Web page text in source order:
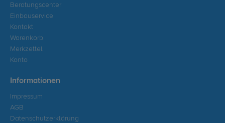
Beratungscenter
Einbauservice
Kontakt
Warenkorb
Merkzettel
Konto
Informationen
Impressum
AGB
Datenschutzerklärung